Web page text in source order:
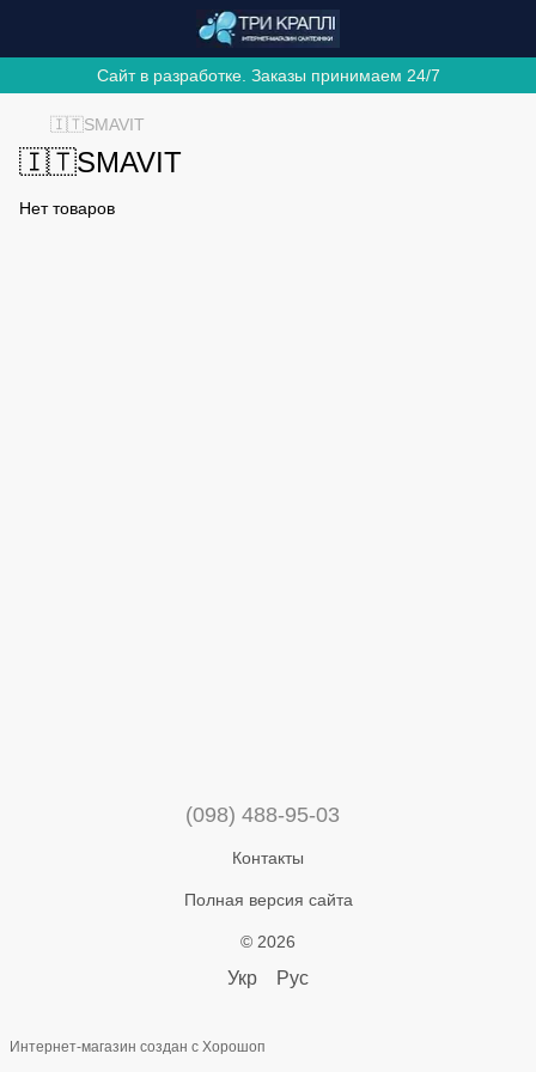
Сайт в разработке. Заказы принимаем 24/7
🇮🇹SMAVIT
🇮🇹SMAVIT
Нет товаров
(098) 488-95-03
Контакты
Полная версия сайта
© 2026
Укр Рус
Интернет-магазин создан с Хорошоп